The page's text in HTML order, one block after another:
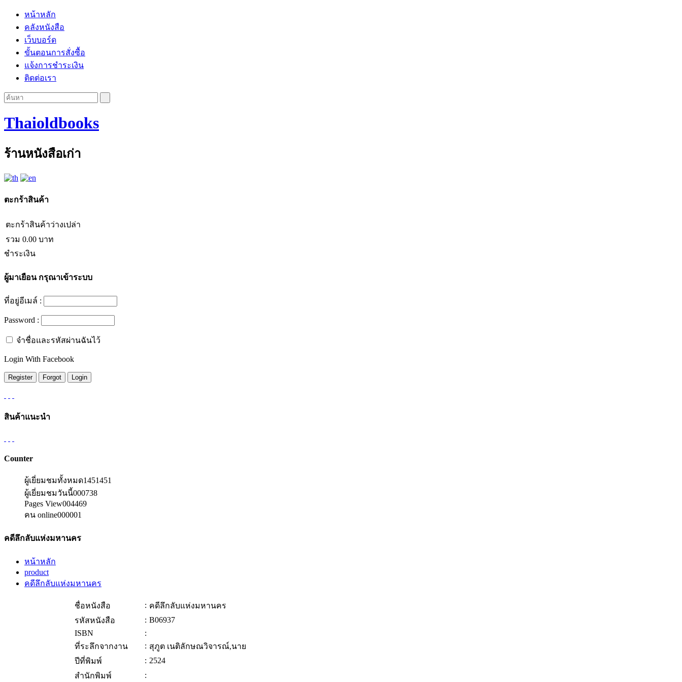
หน้าหลัก
คลังหนังสือ
เว็บบอร์ด
ขั้นตอนการสั่งซื้อ
แจ้งการชำระเงิน
ติดต่อเรา
Thaioldbooks
ร้านหนังสือเก่า
ตะกร้าสินค้า
ตะกร้าสินค้าว่างเปล่า
รวม 0.00 บาท
ชำระเงิน
ผู้มาเยือนกรุณาเข้าระบบ
ที่อยู่อีเมล์ :
Password :
จำชื่อและรหัสผ่านฉันไว้
Login With Facebook
สินค้าแนะนำ
Counter
ผู้เยี่ยมชมทั้งหมด1451451
ผู้เยี่ยมชมวันนี้000738
Pages View004469
คน online000001
คดีลึกลับแห่งมหานคร
หน้าหลัก
product
คดีลึกลับแห่งมหานคร
ชื่อหนังสือ : คดีลึกลับแห่งมหานคร
รหัสหนังสือ
: B06937
ISBN
:
ที่ระลึกจากงาน
: สุภูต เนติลักษณวิจารณ์,นาย
ปีที่พิมพ์
: 2524
สำนักพิมพ์
: